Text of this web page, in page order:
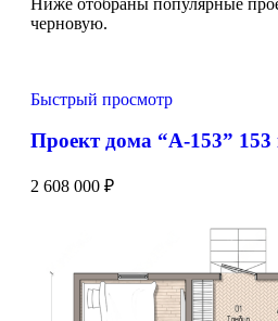
черновую.
Быстрый просмотр
Проект дома “А-153” 153
2 608 000 ₽